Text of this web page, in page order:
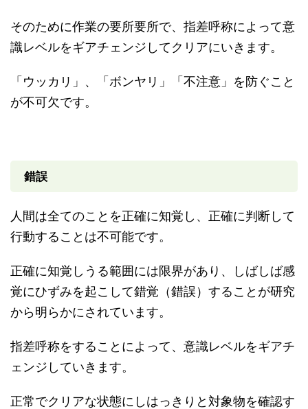
そのために作業の要所要所で、指差呼称によって意
識レベルをギアチェンジしてクリアにいきます。
「ウッカリ」、「ボンヤリ」「不注意」を防ぐこと
が不可欠です。
錯誤
人間は全てのことを正確に知覚し、正確に判断して
行動することは不可能です。
正確に知覚しうる範囲には限界があり、しばしば感
覚にひずみを起こして錯覚（錯誤）することが研究
から明らかにされています。
指差呼称をすることによって、意識レベルをギアチ
ェンジしていきます。
正常でクリアな状態にしはっきりと対象物を確認す